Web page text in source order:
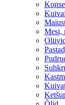
Mesi,